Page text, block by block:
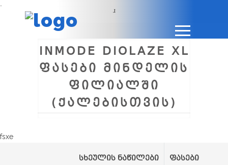
INMODE DIOLAZE XL
ᲤᲐᲡᲔᲑᲘ ᲛᲘᲜᲓᲔᲚᲘᲡ
ᲤᲘᲚᲘᲐᲚᲨᲘ
(ᲥᲐᲚᲔᲑᲘᲡᲗᲕᲘᲡ)
fsxe
სხეულის ნაწილები ფასები